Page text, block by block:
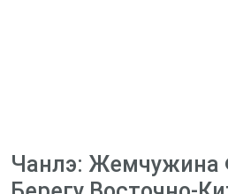
Чанлэ: Жемчужина